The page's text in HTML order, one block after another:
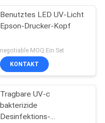
Benutztes LED UV-Licht
Epson-Drucker-Kopf
negotiable MOQ:Ein Set
KONTAKT
Tragbare UV-c
bakterizide
Desinfektions-